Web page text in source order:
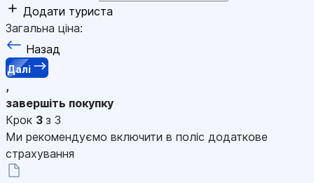
Додати туриста
Загальна ціна:
Назад
Далі
,
завершіть покупку
Крок 3 з 3
Ми рекомендуємо включити в поліс додаткове
страхування